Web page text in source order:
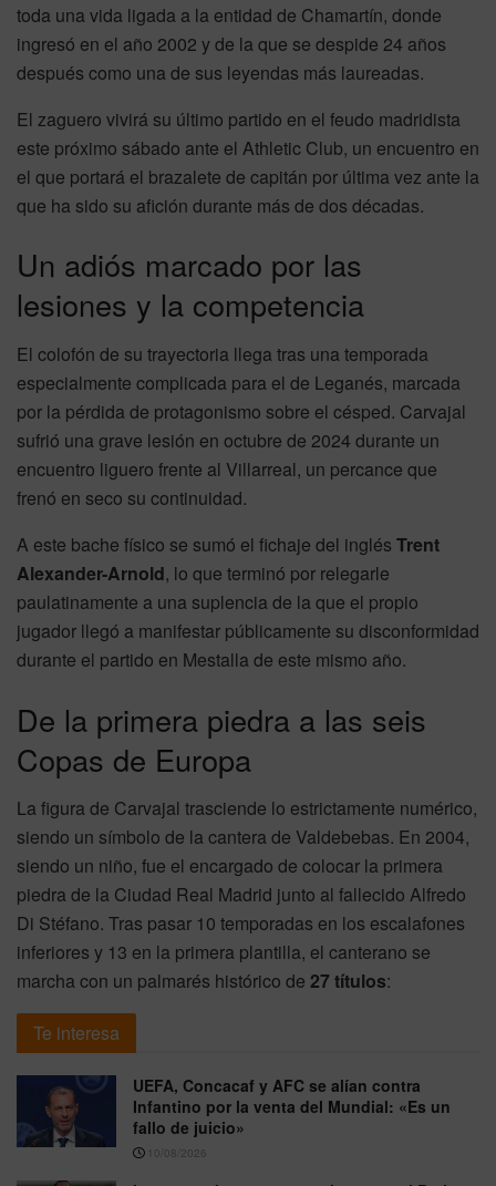
toda una vida ligada a la entidad de Chamartín, donde
ingresó en el año 2002 y de la que se despide 24 años
después como una de sus leyendas más laureadas.
El zaguero vivirá su último partido en el feudo madridista
este próximo sábado ante el Athletic Club, un encuentro en
el que portará el brazalete de capitán por última vez ante la
que ha sido su afición durante más de dos décadas.
Un adiós marcado por las
lesiones y la competencia
El colofón de su trayectoria llega tras una temporada
especialmente complicada para el de Leganés, marcada
por la pérdida de protagonismo sobre el césped. Carvajal
sufrió una grave lesión en octubre de 2024 durante un
encuentro liguero frente al Villarreal, un percance que
frenó en seco su continuidad.
A este bache físico se sumó el fichaje del inglés Trent
Alexander-Arnold, lo que terminó por relegarle
paulatinamente a una suplencia de la que el propio
jugador llegó a manifestar públicamente su disconformidad
durante el partido en Mestalla de este mismo año.
De la primera piedra a las seis
Copas de Europa
La figura de Carvajal trasciende lo estrictamente numérico,
siendo un símbolo de la cantera de Valdebebas. En 2004,
siendo un niño, fue el encargado de colocar la primera
piedra de la Ciudad Real Madrid junto al fallecido Alfredo
Di Stéfano. Tras pasar 10 temporadas en los escalafones
inferiores y 13 en la primera plantilla, el canterano se
marcha con un palmarés histórico de 27 títulos:
Te interesa
UEFA, Concacaf y AFC se alían contra
Infantino por la venta del Mundial: «Es un
fallo de juicio»
10/08/2026